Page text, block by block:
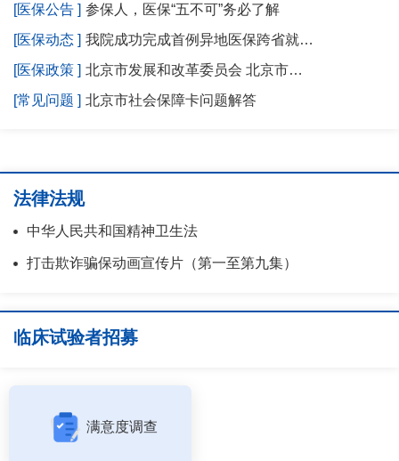
[医保公告 ] 参保人，医保“五不可”务必了解
[医保动态 ] 我院成功完成首例异地医保跨省就…
[医保政策 ] 北京市发展和改革委员会 北京市…
[常见问题 ] 北京市社会保障卡问题解答
法律法规
中华人民共和国精神卫生法
打击欺诈骗保动画宣传片（第一至第九集）
临床试验者招募
满意度调查